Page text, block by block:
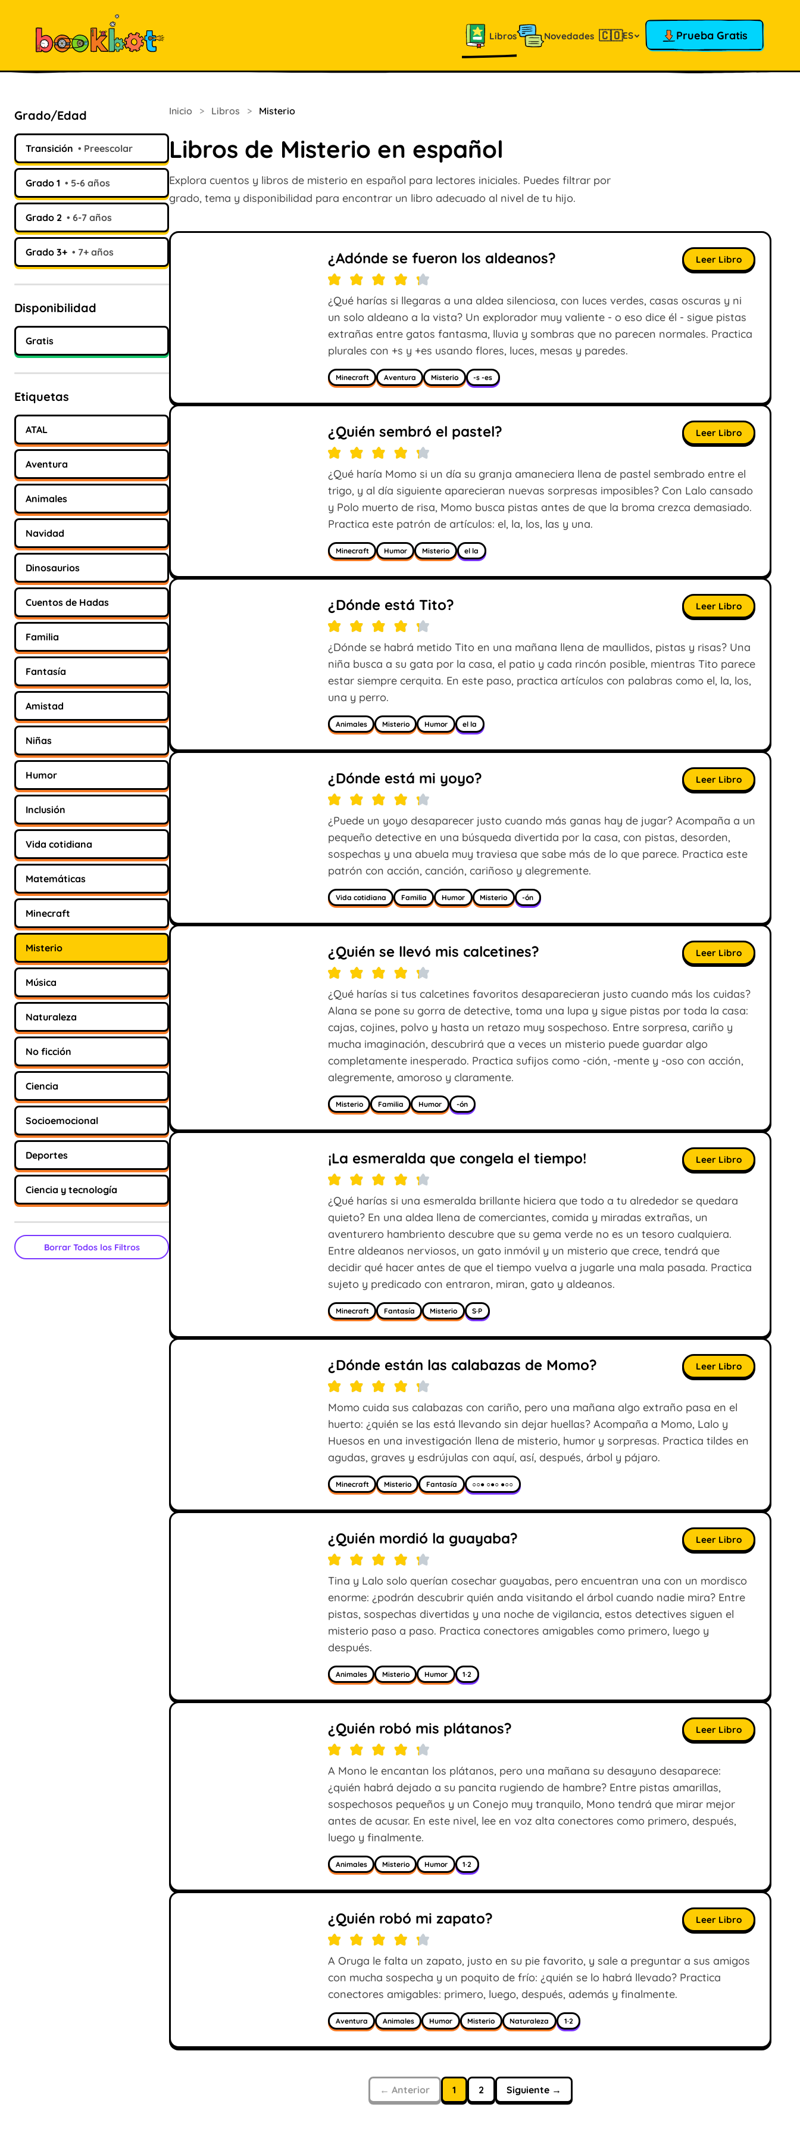
Libros Novedades 🇨🇴ES Prueba Gratis
Grado/Edad
Transición Preescolar
Grado 1 5-6 años
Grado 2 6-7 años
Grado 3+ 7+ años
Disponibilidad
Gratis
Etiquetas
ATAL
Aventura
Animales
Navidad
Dinosaurios
Cuentos de Hadas
Familia
Fantasía
Amistad
Niñas
Humor
Inclusión
Vida cotidiana
Matemáticas
Minecraft
Misterio
Música
Naturaleza
No ficción
Ciencia
Socioemocional
Deportes
Ciencia y tecnología
Borrar Todos los Filtros
Inicio > Libros > Misterio
Libros de Misterio en español
Explora cuentos y libros de misterio en español para lectores iniciales. Puedes filtrar por
grado, tema y disponibilidad para encontrar un libro adecuado al nivel de tu hijo.
¿Adónde se fueron los aldeanos?
¿Qué harías si llegaras a una aldea silenciosa, con luces verdes, casas oscuras y ni
un solo aldeano a la vista? Un explorador muy valiente - o eso dice él - sigue pistas
extrañas entre gatos fantasma, lluvia y sombras que no parecen normales. Practica
plurales con +s y +es usando flores, luces, mesas y paredes.
Minecraft Aventura Misterio -s -es
Leer Libro
¿Quién sembró el pastel?
¿Qué haría Momo si un día su granja amaneciera llena de pastel sembrado entre el
trigo, y al día siguiente aparecieran nuevas sorpresas imposibles? Con Lalo cansado
y Polo muerto de risa, Momo busca pistas antes de que la broma crezca demasiado.
Practica este patrón de artículos: el, la, los, las y una.
Minecraft Humor Misterio el la
Leer Libro
¿Dónde está Tito?
¿Dónde se habrá metido Tito en una mañana llena de maullidos, pistas y risas? Una
niña busca a su gata por la casa, el patio y cada rincón posible, mientras Tito parece
estar siempre cerquita. En este paso, practica artículos con palabras como el, la, los,
una y perro.
Animales Misterio Humor el la
Leer Libro
¿Dónde está mi yoyo?
¿Puede un yoyo desaparecer justo cuando más ganas hay de jugar? Acompaña a un
pequeño detective en una búsqueda divertida por la casa, con pistas, desorden,
sospechas y una abuela muy traviesa que sabe más de lo que parece. Practica este
patrón con acción, canción, cariñoso y alegremente.
Vida cotidiana Familia Humor Misterio -ón
Leer Libro
¿Quién se llevó mis calcetines?
¿Qué harías si tus calcetines favoritos desaparecieran justo cuando más los cuidas?
Alana se pone su gorra de detective, toma una lupa y sigue pistas por toda la casa:
cajas, cojines, polvo y hasta un retazo muy sospechoso. Entre sorpresa, cariño y
mucha imaginación, descubrirá que a veces un misterio puede guardar algo
completamente inesperado. Practica sufijos como -ción, -mente y -oso con acción,
alegremente, amoroso y claramente.
Misterio Familia Humor -ón
Leer Libro
¡La esmeralda que congela el tiempo!
¿Qué harías si una esmeralda brillante hiciera que todo a tu alrededor se quedara
quieto? En una aldea llena de comerciantes, comida y miradas extrañas, un
aventurero hambriento descubre que su gema verde no es un tesoro cualquiera.
Entre aldeanos nerviosos, un gato inmóvil y un misterio que crece, tendrá que
decidir qué hacer antes de que el tiempo vuelva a jugarle una mala pasada. Practica
sujeto y predicado con entraron, miran, gato y aldeanos.
Minecraft Fantasía Misterio S·P
Leer Libro
¿Dónde están las calabazas de Momo?
Momo cuida sus calabazas con cariño, pero una mañana algo extraño pasa en el
huerto: ¿quién se las está llevando sin dejar huellas? Acompaña a Momo, Lalo y
Huesos en una investigación llena de misterio, humor y sorpresas. Practica tildes en
agudas, graves y esdrújulas con aquí, así, después, árbol y pájaro.
Minecraft Misterio Fantasía ○○● ○●○ ●○○
Leer Libro
¿Quién mordió la guayaba?
Tina y Lalo solo querían cosechar guayabas, pero encuentran una con un mordisco
enorme: ¿podrán descubrir quién anda visitando el árbol cuando nadie mira? Entre
pistas, sospechas divertidas y una noche de vigilancia, estos detectives siguen el
misterio paso a paso. Practica conectores amigables como primero, luego y
después.
Animales Misterio Humor 1·2
Leer Libro
¿Quién robó mis plátanos?
A Mono le encantan los plátanos, pero una mañana su desayuno desaparece:
¿quién habrá dejado a su pancita rugiendo de hambre? Entre pistas amarillas,
sospechosos pequeños y un Conejo muy tranquilo, Mono tendrá que mirar mejor
antes de acusar. En este nivel, lee en voz alta conectores como primero, después,
luego y finalmente.
Animales Misterio Humor 1·2
Leer Libro
¿Quién robó mi zapato?
A Oruga le falta un zapato, justo en su pie favorito, y sale a preguntar a sus amigos
con mucha sospecha y un poquito de frío: ¿quién se lo habrá llevado? Practica
conectores amigables: primero, luego, después, además y finalmente.
Aventura Animales Humor Misterio Naturaleza 1·2
Leer Libro
← Anterior 1 2 Siguiente →